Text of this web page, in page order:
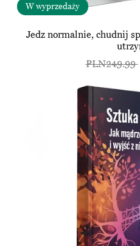
W wyprzedaży
Jedz normalnie, chudnij
PLN249.99